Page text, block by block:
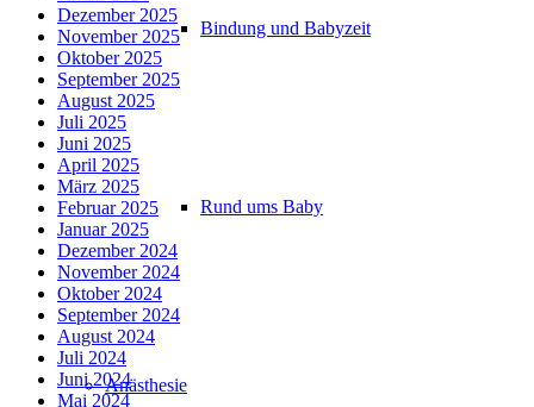
Bindung und Babyzeit
Rund ums Baby
Anästhesie
Dezember 2025
November 2025
Oktober 2025
September 2025
August 2025
Juli 2025
Juni 2025
April 2025
März 2025
Februar 2025
Januar 2025
Dezember 2024
November 2024
Oktober 2024
September 2024
August 2024
Juli 2024
Juni 2024
Mai 2024